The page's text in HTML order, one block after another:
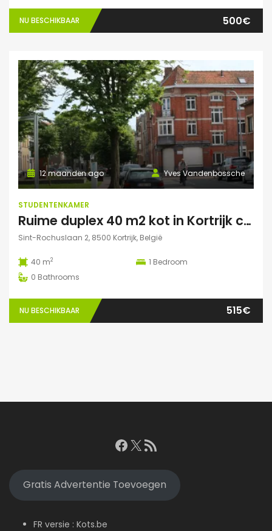
NU BESCHIKBAAR 500€
Yves Vandenbossche
12 maanden ago
STUDENTENKAMER
Ruime duplex 40 m2 kot in Kortrijk centraal gelegen.
Sint-Rochuslaan 2, 8500 Kortrijk, België
40 m2 1 Bedroom
0 Bathrooms
NU BESCHIKBAAR 515€
Facebook
X RSS feed
Gratis Advertentie Toevoegen
FR versie : Kots.be